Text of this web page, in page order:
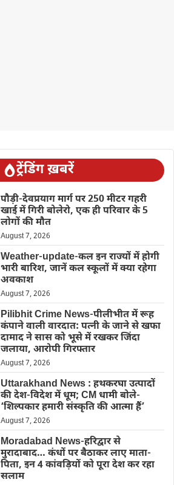
ट्रेंडिंग ख़बरें
पौड़ी-देवप्रयाग मार्ग पर 250 मीटर गहरी
खाई में गिरी बोलेरो, एक ही परिवार के 5
लोगों की मौत
August 7, 2026
Weather-update-कल इन राज्यों में होगी
भारी बारिश, जानें कल स्कूलों में क्या रहेगा
अवकाश
August 7, 2026
Pilibhit Crime News-पीलीभीत में रूह
कंपाने वाली वारदात: पत्नी के जाने से खफा
दामाद ने सास को भूसे में रखकर जिंदा
जलाया, आरोपी गिरफ्तार
August 7, 2026
Uttarakhand News : हथकरघा उत्पादों
की देश-विदेश में धूम; CM धामी बोले-
‘शिल्पकार हमारी संस्कृति की आत्मा हैं’
August 7, 2026
Moradabad News-हरिद्वार से
मुरादाबाद… कंधों पर बैठाकर लाए माता-
पिता, इन 4 कांवड़ियों को पूरा देश कर रहा
सलाम